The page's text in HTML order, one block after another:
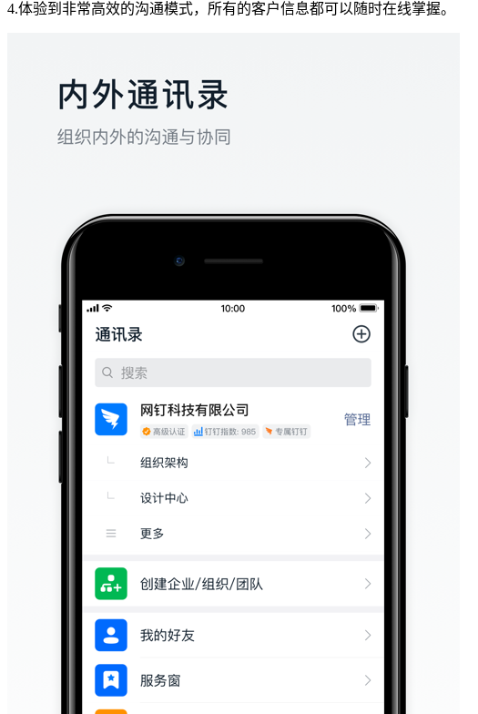
4.体验到非常高效的沟通模式，所有的客户信息都可以随时在线掌握。